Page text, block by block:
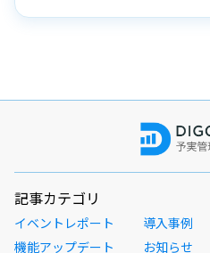
記事カテゴリ
イベントレポート 導入事例
機能アップデート
お知らせ